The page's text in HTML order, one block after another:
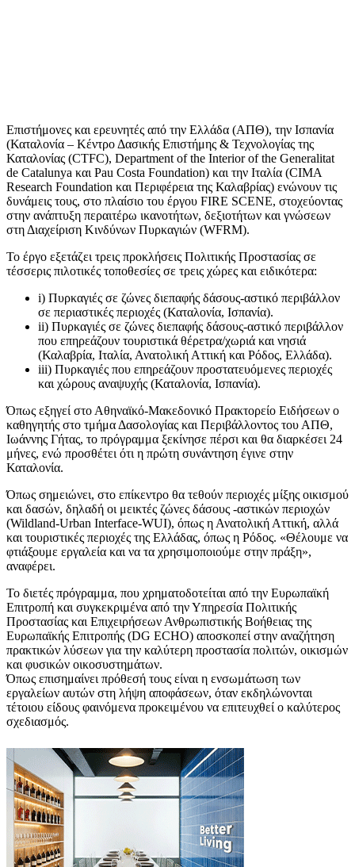
Επιστήμονες και ερευνητές από την Ελλάδα (ΑΠΘ), την Ισπανία
(Καταλονία – Κέντρο Δασικής Επιστήμης & Τεχνολογίας της
Καταλονίας (CTFC), Department of the Interior of the Generalitat
de Catalunya και Pau Costa Foundation) και την Ιταλία (CIMA
Research Foundation και Περιφέρεια της Καλαβρίας) ενώνουν τις
δυνάμεις τους, στο πλαίσιο του έργου FIRE SCENE, στοχεύοντας
στην ανάπτυξη περαιτέρω ικανοτήτων, δεξιοτήτων και γνώσεων
στη Διαχείριση Κινδύνων Πυρκαγιών (WFRM).
Το έργο εξετάζει τρεις προκλήσεις Πολιτικής Προστασίας σε
τέσσερις πιλοτικές τοποθεσίες σε τρεις χώρες και ειδικότερα:
i) Πυρκαγιές σε ζώνες διεπαφής δάσους-αστικό περιβάλλον
σε περιαστικές περιοχές (Καταλονία, Ισπανία).
ii) Πυρκαγιές σε ζώνες διεπαφής δάσους-αστικό περιβάλλον
που επηρεάζουν τουριστικά θέρετρα/χωριά και νησιά
(Καλαβρία, Ιταλία, Ανατολική Αττική και Ρόδος, Ελλάδα).
iii) Πυρκαγιές που επηρεάζουν προστατευόμενες περιοχές
και χώρους αναψυχής (Καταλονία, Ισπανία).
Όπως εξηγεί στο Αθηναϊκό-Μακεδονικό Πρακτορείο Ειδήσεων ο
καθηγητής στο τμήμα Δασολογίας και Περιβάλλοντος του ΑΠΘ,
Ιωάννης Γήτας, το πρόγραμμα ξεκίνησε πέρσι και θα διαρκέσει 24
μήνες, ενώ προσθέτει ότι η πρώτη συνάντηση έγινε στην
Καταλονία.
Όπως σημειώνει, στο επίκεντρο θα τεθούν περιοχές μίξης οικισμού
και δασών, δηλαδή οι μεικτές ζώνες δάσους -αστικών περιοχών
(Wildland-Urban Interface-WUI), όπως η Ανατολική Αττική, αλλά
και τουριστικές περιοχές της Ελλάδας, όπως η Ρόδος. «Θέλουμε να
φτιάξουμε εργαλεία και να τα χρησιμοποιούμε στην πράξη»,
αναφέρει.
Το διετές πρόγραμμα, που χρηματοδοτείται από την Ευρωπαϊκή
Επιτροπή και συγκεκριμένα από την Υπηρεσία Πολιτικής
Προστασίας και Επιχειρήσεων Ανθρωπιστικής Βοήθειας της
Ευρωπαϊκής Επιτροπής (DG ECHO) αποσκοπεί στην αναζήτηση
πρακτικών λύσεων για την καλύτερη προστασία πολιτών, οικισμών
και φυσικών οικοσυστημάτων.
Όπως επισημαίνει πρόθεσή τους είναι η ενσωμάτωση των
εργαλείων αυτών στη λήψη αποφάσεων, όταν εκδηλώνονται
τέτοιου είδους φαινόμενα προκειμένου να επιτευχθεί ο καλύτερος
σχεδιασμός.